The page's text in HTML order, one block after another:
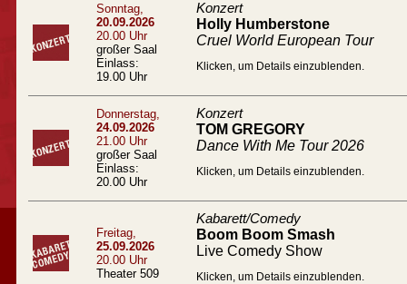
Sonntag,
20.09.2026
20.00 Uhr
großer Saal
Einlass:
19.00 Uhr
Konzert
Holly Humberstone
Cruel World European Tour
Klicken, um Details einzublenden.
Donnerstag,
24.09.2026
21.00 Uhr
großer Saal
Einlass:
20.00 Uhr
Konzert
TOM GREGORY
Dance With Me Tour 2026
Klicken, um Details einzublenden.
Freitag,
25.09.2026
20.00 Uhr
Theater 509
Kabarett/Comedy
Boom Boom Smash
Live Comedy Show
Klicken, um Details einzublenden.